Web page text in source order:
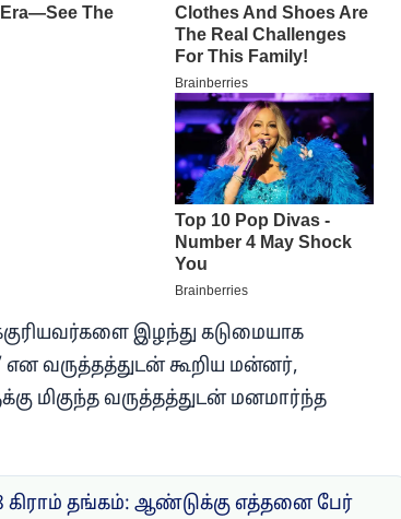
இழந்து கடுமையாக
என வருத்தத்துடன் கூறிய மன்னர்,
மிகுந்த வருத்தத்துடன் மனமார்ந்த
கிராம் தங்கம்: ஆண்டுக்கு எத்தனை பேர்